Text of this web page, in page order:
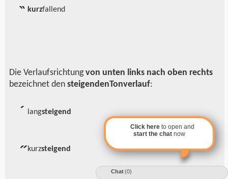
̏ kurzfallend
Die Verlaufsrichtungvon unten links nach oben rechts
bezeichnet densteigendenTonverlauf:
langsteigend
̋ kurzsteigend
Chat(0)
Click hereto open and
start the chat now